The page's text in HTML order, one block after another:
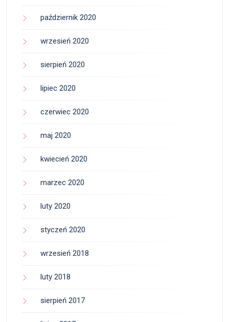
październik 2020
wrzesień 2020
sierpień 2020
lipiec 2020
czerwiec 2020
maj 2020
kwiecień 2020
marzec 2020
luty 2020
styczeń 2020
wrzesień 2018
luty 2018
sierpień 2017